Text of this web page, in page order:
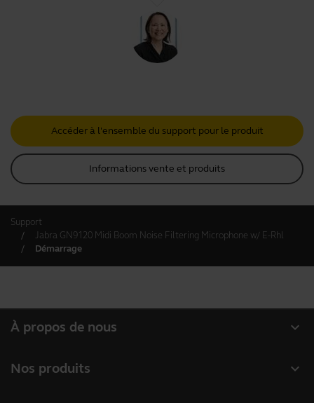
Accéder à l'ensemble du support pour le produit
Informations vente et produits
Support
Jabra GN9120 Midi Boom Noise Filtering Microphone w/ E-Rhl
Démarrage
expand_more
À propos de nous
expand_more
Nos produits